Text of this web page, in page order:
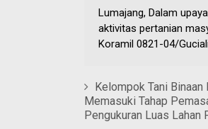
Lumajang, Dalam
aktivitas pertanian
Koramil 0821-04/
Kelompok Tani Binaan
Memasuki Tahap
Pengukuran Luas Lahan